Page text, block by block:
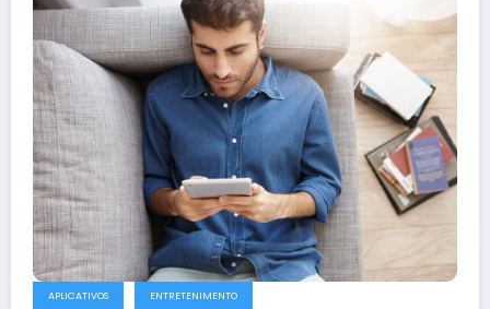
APLICATIVOS ENTRETENIMENTO